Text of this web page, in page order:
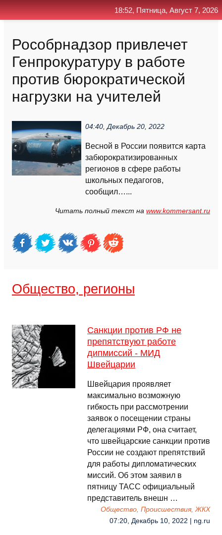
Рособрнадзор привлечет
Генпрокуратуру в работе
против бюрократической
нагрузки на учителей
04:40, Декабрь 20, 2022
Весной в России появится карта
забюрократизированных
регионов в сфере работы
школьных педагогов,
сообщил…...
Читать полный текст на www.kommersant.ru
Общество, регионы
Санкции против РФ не
препятствуют работе
дипмиссий - МИД
Швейцарии
Швейцария проявляет
максимально возможную
гибкость при рассмотрении
заявок о посещении страны
делегациями РФ, она считает,
что швейцарские санкции против
России не создают препятствий
для работы дипломатических
миссий. Об этом заявил в
пятницу ТАСС официальный
представитель внешн …
Общество, Происшествия, ЖКХ
07:20, Декабрь 10, 2022 | ng.ru
18:52, Пятница, Август 7, 2026